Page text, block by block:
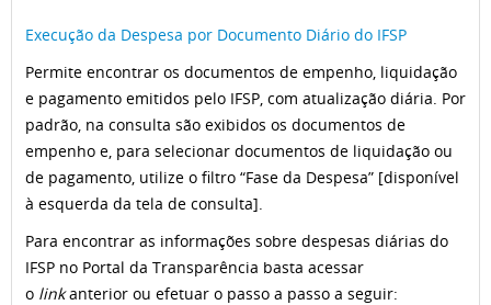
Execução da Despesa por Documento Diário do IFSP
Permite encontrar os documentos de empenho, liquidação
e pagamento emitidos pelo IFSP, com atualização diária. Por
padrão, na consulta são exibidos os documentos de
empenho e, para selecionar documentos de liquidação ou
de pagamento, utilize o filtro “Fase da Despesa” [disponível
à esquerda da tela de consulta].
Para encontrar as informações sobre despesas diárias do
IFSP no Portal da Transparência basta acessar
o linkanterior ou efetuar o passo a passo a seguir: